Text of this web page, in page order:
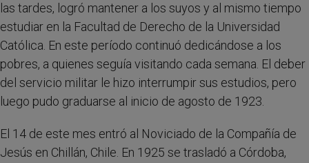
las tardes, logró mantener a los suyos y al mismo tiempo
estudiar en la Facultad de Derecho de la Universidad
Católica. En este período continuó dedicándose a los
pobres, a quienes seguía visitando cada semana. El deber
del servicio militar le hizo interrumpir sus estudios, pero
luego pudo graduarse al inicio de agosto de 1923.
El 14 de este mes entró al Noviciado de la Compañía de
Jesús en Chillán, Chile. En 1925 se trasladó a Córdoba,